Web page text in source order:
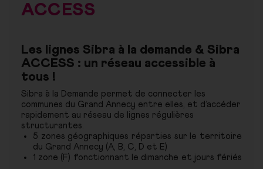
ACCESS
Les lignes Sibra à la demande & Sibra
ACCESS : un réseau accessible à
tous !
Sibra à la Demande permet de connecter les
communes du Grand Annecy entre elles, et d’accéder
rapidement au réseau de lignes régulières
structurantes.
5 zones géographiques réparties sur le territoire
du Grand Annecy (A, B, C, D et E)
1 zone (F) fonctionnant le dimanche et jours fériés